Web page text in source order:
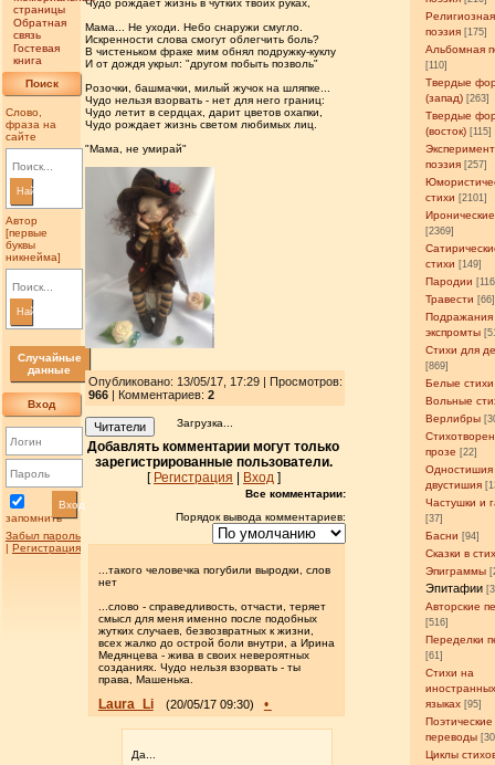
страницы
Обратная
связь
Гостевая
книга
Поиск
Слово,
фраза на
сайте
Найти
Автор
[первые
буквы
никнейма]
Найти
Случайные
данные
Вход
запомнить
Вход
Забыл пароль
| Регистрация
Религиозная
поэзия [175]
Альбомная
[110]
Твердые
(запад) [263]
Твердые
(восток) [115]
поэзия [257]
стихи [2101]
[2369]
стихи [149]
Пародии
Травести [66]
Подражания
экспромты
Стихи для
[869]
Белые стихи
Вольные
Верлибры
прозе [22]
Одностишия
двустишия
Частушки и
[37]
Басни [94]
Сказки в
Эпиграммы
Эпитафии
Авторские
[516]
Переделки
[61]
Стихи на
языках [95]
Поэтические
переводы
Циклы
Чудо рождает жизнь в чутких твоих руках,
Мама... Не уходи. Небо снаружи смугло.
Искренности слова смогут облегчить боль?
В чистеньком фраке мим обнял подружку-куклу
И от дождя укрыл: "другом побыть позволь"
Розочки, башмачки, милый жучок на шляпке...
Чудо нельзя взорвать - нет для него границ:
Чудо летит в сердцах, дарит цветов охапки,
Чудо рождает жизнь светом любимых лиц.
"Мама, не умирай"
Опубликовано: 13/05/17, 17:29 | Просмотров:
966| Комментариев: 2
Читатели Загрузка...
Добавлять комментарии могут только
зарегистрированные пользователи.
[ Регистрация | Вход ]
Все комментарии:
Порядок вывода комментариев:
...такого человечка погубили выродки, слов
нет
...слово - справедливость, отчасти, теряет
смысл для меня именно после подобных
жутких случаев, безвозвратных к жизни,
всех жалко до острой боли внутри, а Ирина
Медянцева - жива в своих невероятных
созданиях. Чудо нельзя взорвать - ты
права, Машенька.
Laura_Li (20/05/17 09:30) •
Да...